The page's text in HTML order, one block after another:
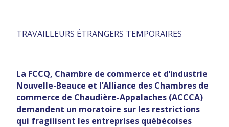
TRAVAILLEURS ÉTRANGERS TEMPORAIRES
La FCCQ, Chambre de commerce et d’industrie
Nouvelle-Beauce et l’Alliance des Chambres de
commerce de Chaudière-Appalaches (ACCCA)
demandent un moratoire sur les restrictions
qui fragilisent les entreprises québécoises